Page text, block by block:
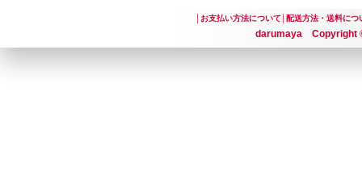
お支払い方法について│ 配送方法・送料につ
darumaya Copyright